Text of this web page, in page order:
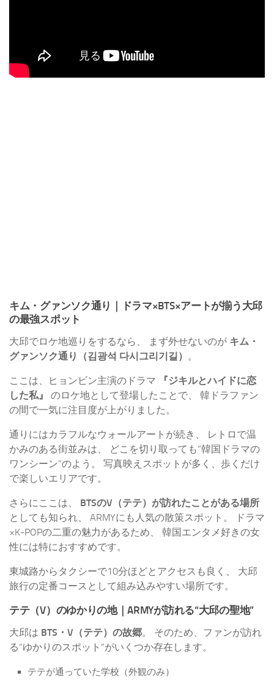
キム・グァンソク通り｜ドラマ×BTS×アートが揃う大邱
の最強スポット
大邱でロケ地巡りをするなら、 まず外せないのが キム・
グァンソク通り（김광석 다시그리기길） 。
ここは、ヒョンビン主演のドラマ
『ジキルとハイドに恋
した私』
のロケ地として登場したことで、 韓ドラファン
の間で一気に注目度が上がりました。
通りにはカラフルなウォールアートが続き、 レトロで温
かみのある街並みは、 どこを切り取っても“韓国ドラマの
ワンシーン”のよう。 写真映えスポットが多く、歩くだけ
で楽しいエリアです。
さらにここは、 BTSのV（テテ）が訪れたことがある場所
としても知られ、 ARMYにも人気の散策スポット。 ドラマ
×K-POPの二重の魅力があるため、 韓国エンタメ好きの女
性には特におすすめです。
東城路からタクシーで10分ほどとアクセスも良く、 大邱
旅行の定番コースとして組み込みやすい場所です。
テテ（V）のゆかりの地｜ARMYが訪れる“大邱の聖地”
大邱は BTS・V（テテ）の故郷。 そのため、ファンが訪れ
る“ゆかりのスポット”がいくつか存在します。
テテが通っていた学校（外観のみ）